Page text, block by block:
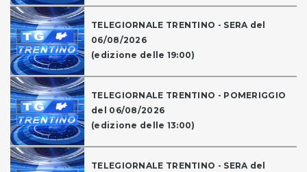
TELEGIORNALE TRENTINO - SERA del
06/08/2026
(edizione delle 19:00)
TELEGIORNALE TRENTINO - POMERIGGIO
del 06/08/2026
(edizione delle 13:00)
TELEGIORNALE TRENTINO - SERA del